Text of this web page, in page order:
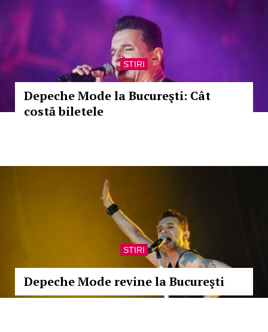
STIRI
Depeche Mode la Bucureşti: Cât
costă biletele
STIRI
Depeche Mode revine la Bucureşti